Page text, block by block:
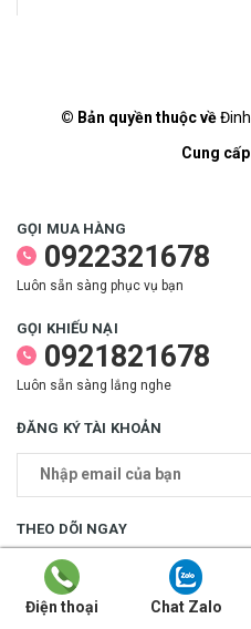
© Bản quyền thuộc về
Cung
GỌI MUA HÀNG
0922321678
Luôn sẵn sàng phục vụ bạn
GỌI KHIẾU NẠI
0921821678
Luôn sẵn sàng lắng nghe
ĐĂNG KÝ TÀI KHOẢN
THEO DÕI NGAY
Điện thoại Chat Zalo